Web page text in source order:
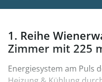
1. Reihe
Zimmer mit 225
Energiesystem am Puls